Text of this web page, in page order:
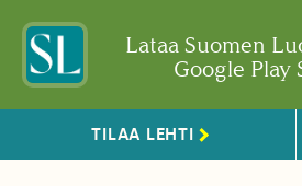
Lataa Suomen
Google Play
TILAA LEHTI